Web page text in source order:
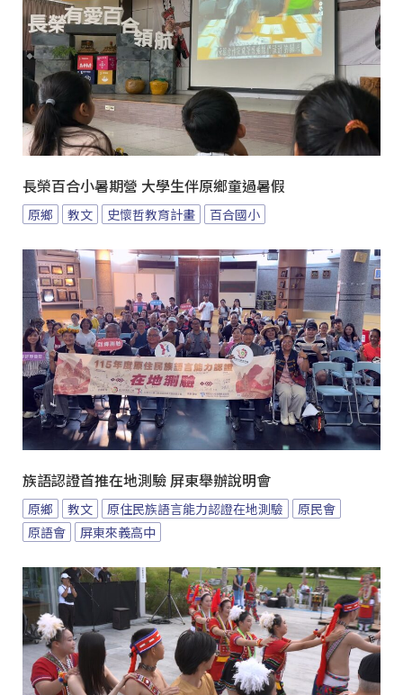
長榮百合小暑期營 大學生伴原鄉童過暑假
原鄉 教文 史懷哲教育計畫 百合國小
族語認證首推在地測驗 屏東舉辦說明會
原鄉 教文 原住民族語言能力認證在地測驗
原民會
原語會
屏東來義高中